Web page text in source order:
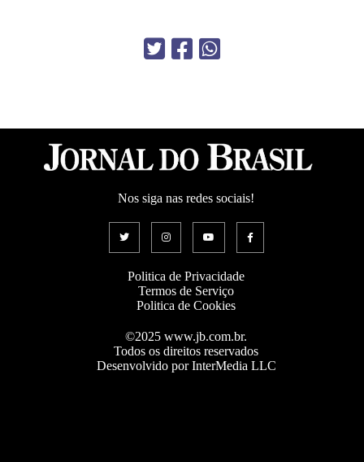
Nos siga nas redes sociais!
Politica de Privacidade
Termos de Serviço
Politica de Cookies
©2025 www.jb.com.br.
Todos os direitos reservados
Desenvolvido por InterMedia LLC